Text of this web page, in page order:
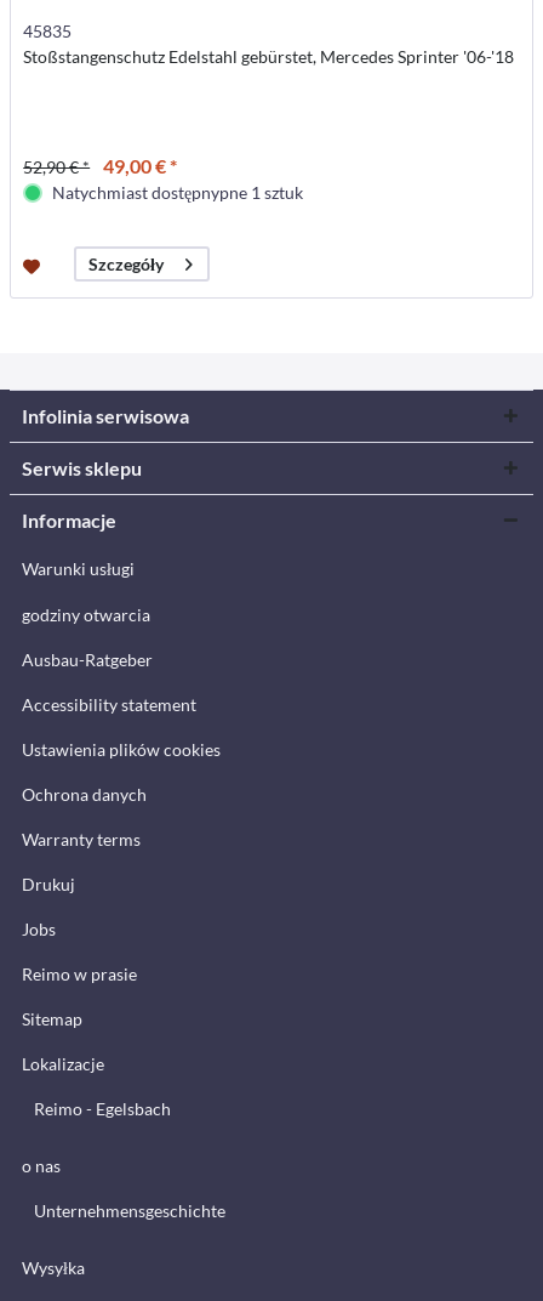
45835
Stoßstangenschutz Edelstahl gebürstet, Mercedes Sprinter '06-'18
52,90 € * 49,00 € *
Natychmiast dostępnypne 1 sztuk
Szczegóły
Infolinia serwisowa
Serwis sklepu
Informacje
Warunki usługi
godziny otwarcia
Ausbau-Ratgeber
Accessibility statement
Ustawienia plików cookies
Ochrona danych
Warranty terms
Drukuj
Jobs
Reimo w prasie
Sitemap
Lokalizacje
Reimo - Egelsbach
o nas
Unternehmensgeschichte
Wysyłka